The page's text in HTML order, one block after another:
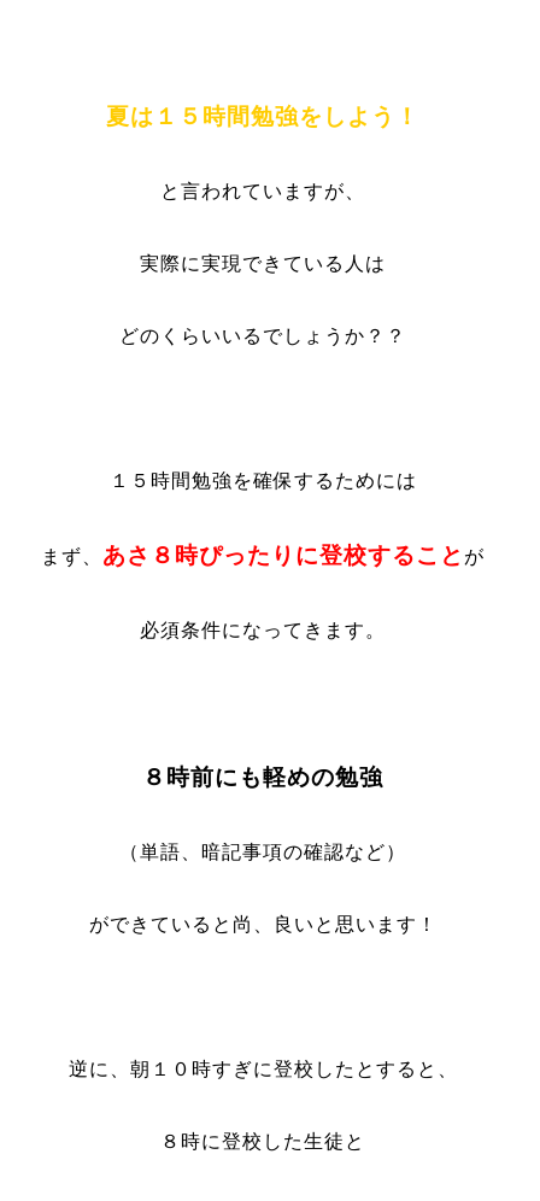
夏は１５時間勉強をしよう！
と言われていますが、
実際に実現できている人は
どのくらいいるでしょうか？？
１５時間勉強を確保するためには
まず、 あさ８時ぴったりに登校すること が
必須条件になってきます。
８時前にも軽めの勉強
（単語、暗記事項の確認など）
ができていると尚、良いと思います！
逆に、朝１０時すぎに登校したとすると、
８時に登校した生徒と